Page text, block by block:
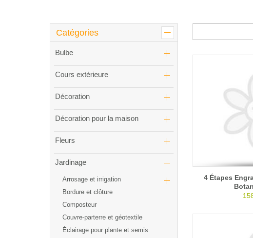
Catégories
Bulbe
Cours extérieure
Décoration
Décoration pour la maison
Fleurs
Jardinage
Arrosage et irrigation
Bordure et clôture
Composteur
Couvre-parterre et géotextile
Éclairage pour plante et semis
4 Étapes